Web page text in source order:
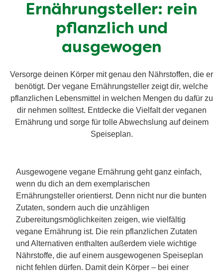
Ernährungsteller: rein
pflanzlich und
ausgewogen
Versorge deinen Körper mit genau den Nährstoffen, die er
benötigt. Der vegane Ernährungsteller zeigt dir, welche
pflanzlichen Lebensmittel in welchen Mengen du dafür zu
dir nehmen solltest. Entdecke die Vielfalt der veganen
Ernährung und sorge für tolle Abwechslung auf deinem
Speiseplan.
Ausgewogene vegane Ernährung geht ganz einfach,
wenn du dich an dem exemplarischen
Ernährungsteller orientierst. Denn nicht nur die bunten
Zutaten, sondern auch die unzähligen
Zubereitungsmöglichkeiten zeigen, wie vielfältig
vegane Ernährung ist. Die rein pflanzlichen Zutaten
und Alternativen enthalten außerdem viele wichtige
Nährstoffe, die auf einem ausgewogenen Speiseplan
nicht fehlen dürfen. Damit dein Körper – bei einer